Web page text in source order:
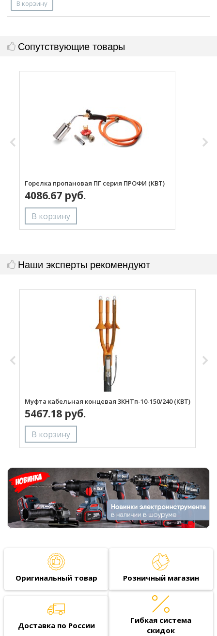
В корзину
Сопутствующие товары
Горелка пропановая ПГ серия ПРОФИ (КВТ)
4086.67 руб.
Наши эксперты рекомендуют
Муфта кабельная концевая 3КНТп-10-150/240 (КВТ)
5467.18 руб.
Оригинальный товар Розничный магазин
Доставка по России
Гибкая система
скидок